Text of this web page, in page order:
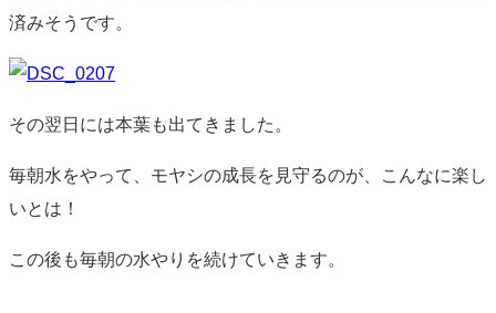
済みそうです。
その翌日には本葉も出てきました。
毎朝水をやって、モヤシの成長を見守るのが、こんなに楽し
いとは！
この後も毎朝の水やりを続けていきます。